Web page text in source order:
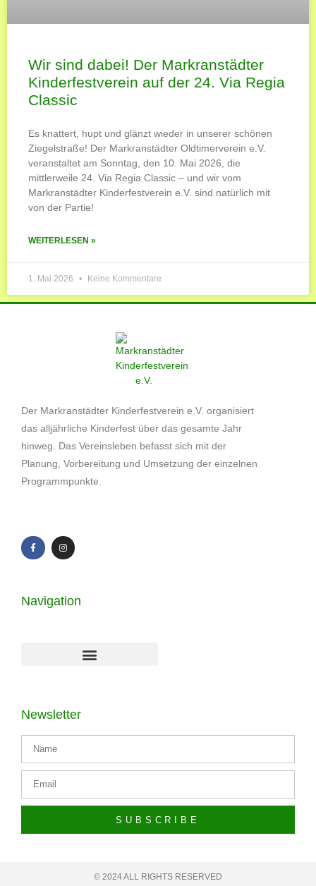
Wir sind dabei! Der Markranstädter
Kinderfestverein auf der 24. Via Regia
Classic
Es knattert, hupt und glänzt wieder in unserer schönen
Ziegelstraße! Der Markranstädter Oldtimerverein e.V.
veranstaltet am Sonntag, den 10. Mai 2026, die
mittlerweile 24. Via Regia Classic – und wir vom
Markranstädter Kinderfestverein e.V. sind natürlich mit
von der Partie!
WEITERLESEN »
1. Mai 2026 Keine Kommentare
Der Markranstädter Kinderfestverein e.V. organisiert
das alljährliche Kinderfest über das gesamte Jahr
hinweg. Das Vereinsleben befasst sich mit der
Planung, Vorbereitung und Umsetzung der einzelnen
Programmpunkte.
Navigation
Newsletter
SUBSCRIBE
© 2024 ALL RIGHTS RESERVED​